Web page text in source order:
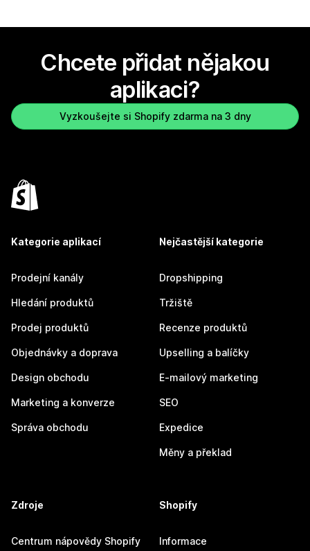
Chcete přidat nějakou
aplikaci?
Vyzkoušejte si Shopify zdarma na 3 dny
Kategorie aplikací
Prodejní kanály
Hledání produktů
Prodej produktů
Objednávky a doprava
Design obchodu
Marketing a konverze
Správa obchodu
Nejčastější kategorie
Dropshipping
Tržiště
Recenze produktů
Upselling a balíčky
E-mailový marketing
SEO
Expedice
Měny a překlad
Zdroje
Centrum nápovědy Shopify
Shopify
Informace